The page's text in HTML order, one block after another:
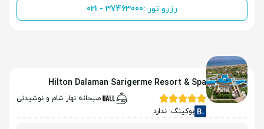
رزرو تور :021 - 37463000
Hilton Dalaman Sarigerme Resort & Spa
صبحانه نهار شام و نوشیدنی
بوکینگ: ندارد